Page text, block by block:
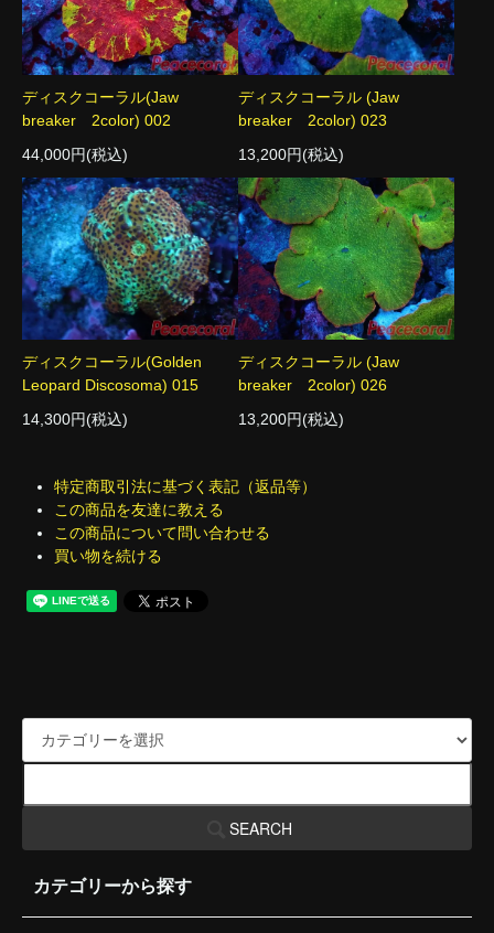
ディスクコーラル(Jaw
breaker 2color) 002
44,000円(税込)
ディスクコーラル (Jaw
breaker 2color) 023
13,200円(税込)
ディスクコーラル(Golden
Leopard Discosoma) 015
14,300円(税込)
ディスクコーラル (Jaw
breaker 2color) 026
13,200円(税込)
特定商取引法に基づく表記（返品等）
この商品を友達に教える
この商品について問い合わせる
買い物を続ける
SEARCH
カテゴリーから探す